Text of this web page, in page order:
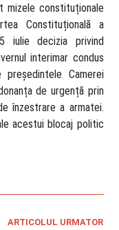
mizele constituționale
Constituțională a
iulie decizia privind
interimar condus
Camerei
de urgență prin
înzestrare a armatei.
acestui blocaj politic
ARTICOLUL URMATOR